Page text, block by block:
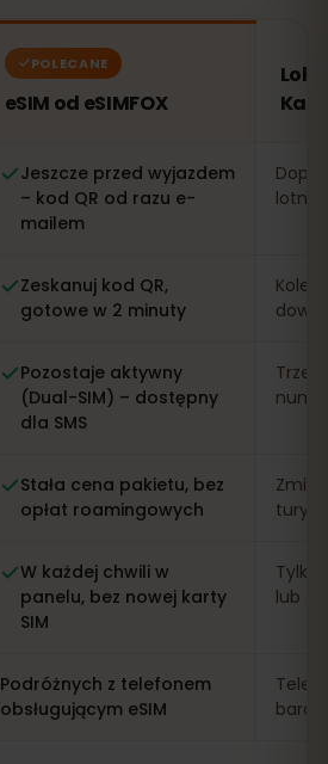
POLECANE
eSIM od eSIMFOX
Jeszcze przed wyjazdem
– kod QR od razu e-
mailem
Zeskanuj kod QR,
gotowe w 2 minuty
Pozostaje aktywny
(Dual-SIM) – dostępny
dla SMS
Stała cena pakietu, bez
opłat roamingowych
W każdej chwili w
panelu, bez nowej karty
SIM
Tylko
lub
Podróżnych z telefonem
obsługującym eSIM